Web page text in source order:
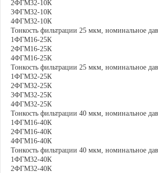
2ФГМ32-10К
3ФГМ32-10К
4ФГМ32-10К
Тонкость фильтрации 25 мкм, номинальное
1ФГМ16-25К
2ФГМ16-25К
4ФГМ16-25К
Тонкость фильтрации 25 мкм, номинальное
1ФГМ32-25К
2ФГМ32-25К
3ФГМ32-25К
4ФГМ32-25К
Тонкость фильтрации 40 мкм, номинальное
1ФГМ16-40К
2ФГМ16-40К
4ФГМ16-40К
Тонкость фильтрации 40 мкм, номинальное
1ФГМ32-40К
2ФГМ32-40К